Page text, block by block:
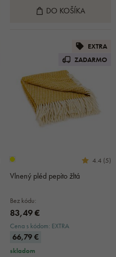
DO KOŠÍKA
EXTRA
ZADARMO
4.4 (5)
Vlnený pléd pepito žltá
Bez kódu:
83,49 €
Cena s kódom: EXTRA
66,79 €
skladom